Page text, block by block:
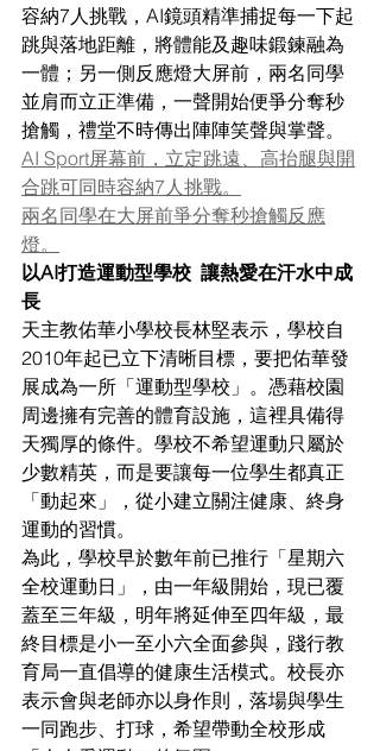
容納7人挑戰，AI鏡頭精準捕捉每一下起
跳與落地距離，將體能及趣味鍛鍊融為
一體；另一側反應燈大屏前，兩名同學
並肩而立正準備，一聲開始便爭分奪秒
搶觸，禮堂不時傳出陣陣笑聲與掌聲。
AI Sport屏幕前，立定跳遠、高抬腿與開
合跳可同時容納7人挑戰。
兩名同學在大屏前爭分奪秒搶觸反應
燈。
以AI打造運動型學校  讓熱愛在汗水中成
長
天主教佑華小學校長林堅表示，學校自
2010年起已立下清晰目標，要把佑華發
展成為一所「運動型學校」。憑藉校園
周邊擁有完善的體育設施，這裡具備得
天獨厚的條件。學校不希望運動只屬於
少數精英，而是要讓每一位學生都真正
「動起來」，從小建立關注健康、終身
運動的習慣。
為此，學校早於數年前已推行「星期六
全校運動日」，由一年級開始，現已覆
蓋至三年級，明年將延伸至四年級，最
終目標是小一至小六全面參與，踐行教
育局一直倡導的健康生活模式。校長亦
表示會與老師亦以身作則，落場與學生
一同跑步、打球，希望帶動全校形成